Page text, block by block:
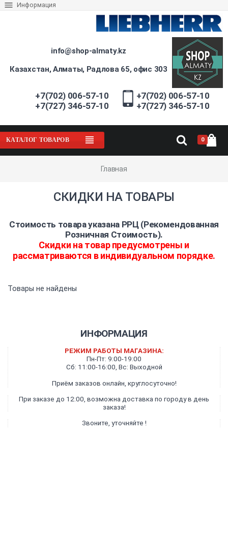
Информация
+7(702) 006-57-10
+7(727) 346-57-10
+7(702) 006-57-10
+7(727) 346-57-10
info@shop-almaty.kz
Казахстан, Алматы, Радлова 65, офис 303
КАТАЛОГ ТОВАРОВ 0
Главная
СКИДКИ НА ТОВАРЫ
Стоимость товара указана РРЦ (Рекомендованная
Розничная Стоимость).
Скидки на товар предусмотрены и
рассматриваются в индивидуальном порядке.
Товары не найдены
ИНФОРМАЦИЯ
РЕЖИМ РАБОТЫ МАГАЗИНА:
Пн-Пт: 9:00-19:00
Сб: 11:00-16:00, Вс: Выходной
Приём заказов онлайн, круглосуточно!
При заказе до 12:00, возможна доставка по городу в день
заказа!
Звоните, уточняйте !